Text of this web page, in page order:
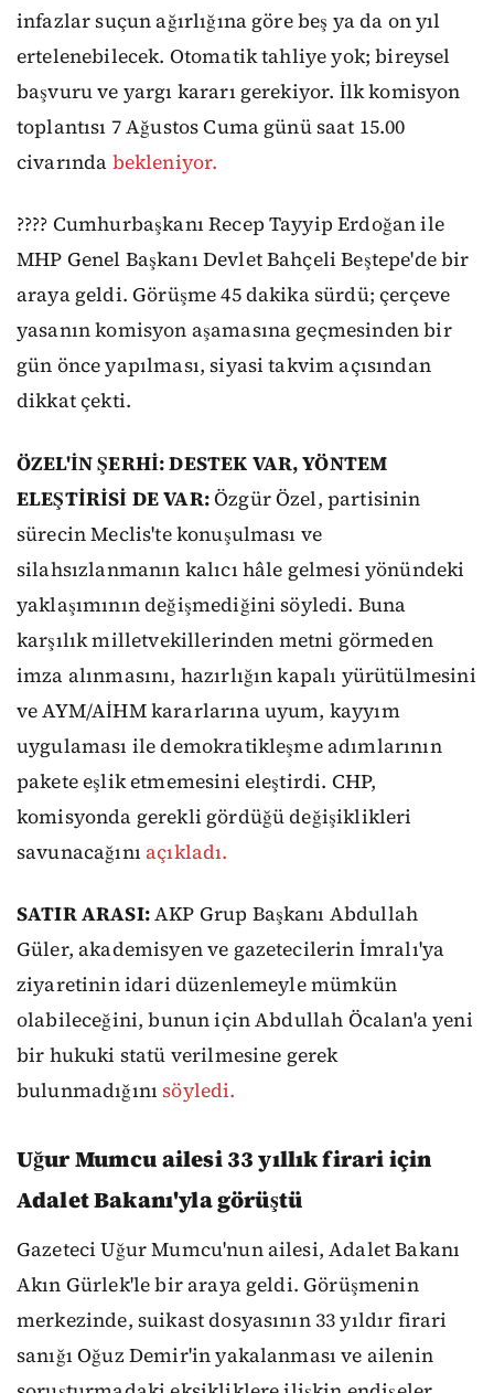
infazlar suçun ağırlığına göre beş ya da on yıl
ertelenebilecek. Otomatik tahliye yok; bireysel
başvuru ve yargı kararı gerekiyor. İlk komisyon
toplantısı 7 Ağustos Cuma günü saat 15.00
civarında bekleniyor.
???? Cumhurbaşkanı Recep Tayyip Erdoğan ile
MHP Genel Başkanı Devlet Bahçeli Beştepe'de bir
araya geldi. Görüşme 45 dakika sürdü; çerçeve
yasanın komisyon aşamasına geçmesinden bir
gün önce yapılması, siyasi takvim açısından
dikkat çekti.
ÖZEL'İN ŞERHİ: DESTEK VAR, YÖNTEM
ELEŞTİRİSİ DE VAR:Özgür Özel, partisinin
sürecin Meclis'te konuşulması ve
silahsızlanmanın kalıcı hâle gelmesi yönündeki
yaklaşımının değişmediğini söyledi. Buna
karşılık milletvekillerinden metni görmeden
imza alınmasını, hazırlığın kapalı yürütülmesini
ve AYM/AİHM kararlarına uyum, kayyım
uygulaması ile demokratikleşme adımlarının
pakete eşlik etmemesini eleştirdi. CHP,
komisyonda gerekli gördüğü değişiklikleri
savunacağını açıkladı.
SATIR ARASI:AKP Grup Başkanı Abdullah
Güler, akademisyen ve gazetecilerin İmralı'ya
ziyaretinin idari düzenlemeyle mümkün
olabileceğini, bunun için Abdullah Öcalan'a yeni
bir hukuki statü verilmesine gerek
bulunmadığınısöyledi.
Uğur Mumcu ailesi 33 yıllık firari için
Adalet Bakanı'yla görüştü
Gazeteci Uğur Mumcu'nun ailesi, Adalet Bakanı
Akın Gürlek'le bir araya geldi. Görüşmenin
merkezinde, suikast dosyasının 33 yıldır firari
sanığı Oğuz Demir'in yakalanması ve ailenin